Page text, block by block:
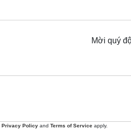
Mời quý
Privacy Policy and Terms of Service apply.